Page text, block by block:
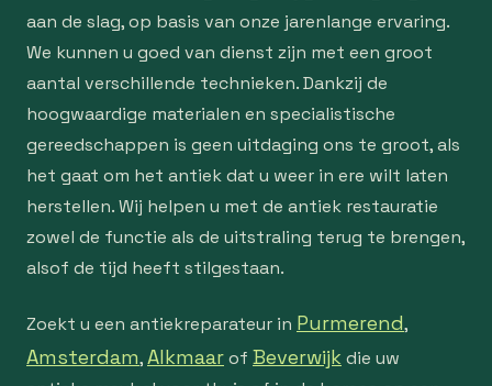
aan de slag, op basis van onze jarenlange ervaring.
We kunnen u goed van dienst zijn met een groot
aantal verschillende technieken. Dankzij de
hoogwaardige materialen en specialistische
gereedschappen is geen uitdaging ons te groot, als
het gaat om het antiek dat u weer in ere wilt laten
herstellen. Wij helpen u met de antiek restauratie
zowel de functie als de uitstraling terug te brengen,
alsof de tijd heeft stilgestaan.
Zoekt u een antiekreparateur in Purmerend,
Amsterdam,Alkmaarof Beverwijk die uw